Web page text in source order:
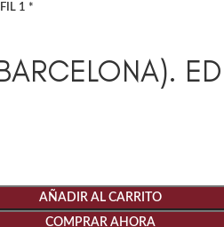
1 *
AÑADIR AL CARRITO
COMPRAR AHORA